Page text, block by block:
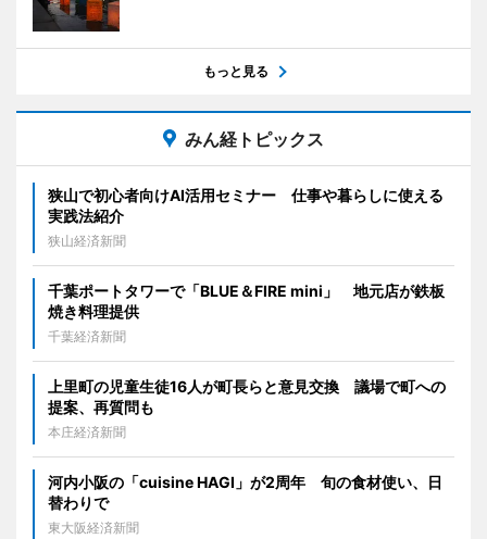
もっと見る
みん経トピックス
狭山で初心者向けAI活用セミナー 仕事や暮らしに使える
実践法紹介
狭山経済新聞
千葉ポートタワーで「BLUE＆FIRE mini」 地元店が鉄板
焼き料理提供
千葉経済新聞
上里町の児童生徒16人が町長らと意見交換 議場で町への
提案、再質問も
本庄経済新聞
河内小阪の「cuisine HAGI」が2周年 旬の食材使い、日
替わりで
東大阪経済新聞